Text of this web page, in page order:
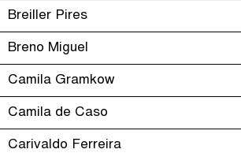
Breiller Pires
Breno Miguel
Camila Gramkow
Camila de Caso
Carivaldo Ferreira